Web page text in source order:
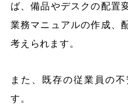
ば、備品やデスクの配置
業務マニュアルの作成、
考えられます。
また、既存の従業員の
す。